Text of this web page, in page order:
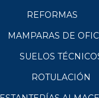
REFORMAS
MAMPARAS DE
SUELOS
ROTULACIÓN